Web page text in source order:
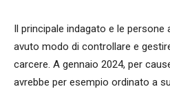
Il principale indagato e le persone
avuto modo di controllare e
carcere. A gennaio 2024, per
avrebbe per esempio ordinato a